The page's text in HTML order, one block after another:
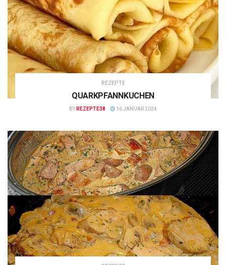
REZEPTE
QUARKPFANNKUCHEN
BY REZEPTE38 16 JANUAR 2024